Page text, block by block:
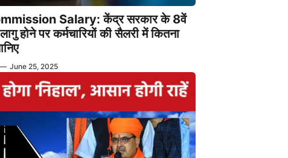
Salary: केंद्र सरकार के 8वें
होने पर कर्मचारियों की सैलरी में कितना
— June 25, 2025